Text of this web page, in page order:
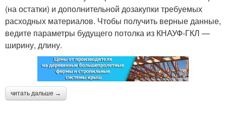
(на остатки) и дополнительной дозакупки требуемых
расходных материалов. Чтобы получить верные данные,
ведите параметры будущего потолка из КНАУФ-ГКЛ —
ширину, длину.
читать дальше →